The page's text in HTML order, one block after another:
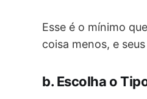
Esse é o mínimo
coisa menos, e
b. Escolha o